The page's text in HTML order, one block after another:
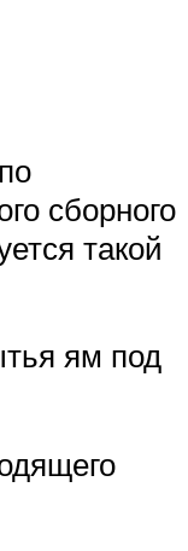
сборного
такой
ям под